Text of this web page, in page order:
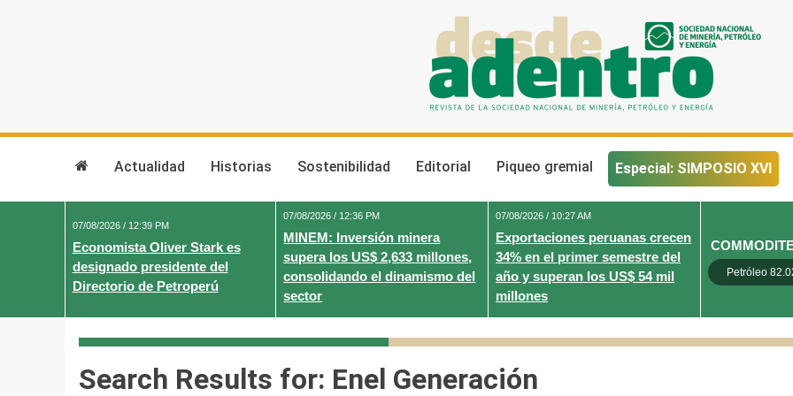
Actualidad Historias Sostenibilidad Editorial Piqueo gremial Especial: SIMPOSIO XVI
07/08/2026 / 12:39 PM
Economista Oliver Stark es
designado presidente del
Directorio de Petroperú
07/08/2026 / 12:36 PM
MINEM: Inversión minera
supera los US$ 2,633 millones,
consolidando el dinamismo del
sector
07/08/2026 / 10:27 AM
Exportaciones peruanas crecen
34% en el primer semestre del
año y superan los US$ 54 mil
millones
Petróleo
Search Results for: Enel Generación